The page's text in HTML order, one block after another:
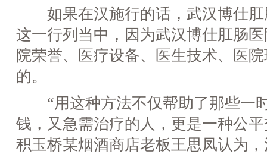
如果在汉施行的话，武汉博仕肛
这一行列当中，因为武汉博仕肛肠
院荣誉、医疗设备、医生技术、医
的。
“用这种方法不仅帮助了那些一
钱，又急需治疗的人，更是一种公
积玉桥某烟酒商店老板王思凤认为